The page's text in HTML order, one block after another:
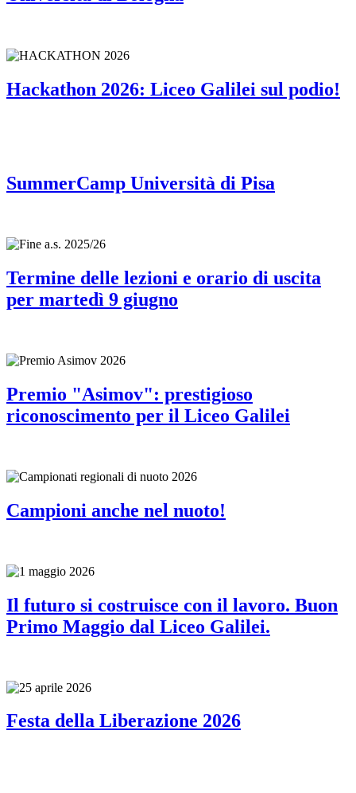
Hackathon 2026: Liceo Galilei sul podio!
SummerCamp Università di Pisa
Termine delle lezioni e orario di uscita
per martedì 9 giugno
Premio "Asimov": prestigioso
riconoscimento per il Liceo Galilei
Campioni anche nel nuoto!
Il futuro si costruisce con il lavoro. Buon
Primo Maggio dal Liceo Galilei.
Festa della Liberazione 2026